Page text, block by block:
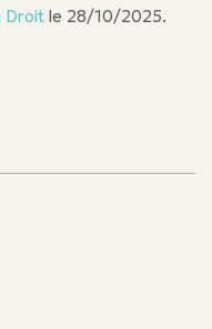
Droitle 28/10/2025.